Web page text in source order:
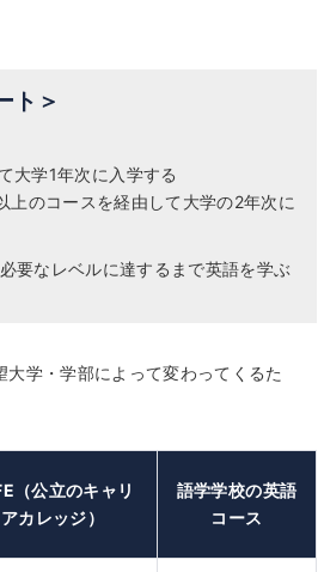
ト＞
学1年次に入学する
のコースを経由して大学の2年次に
なレベルに達するまで英語を学ぶ
学・学部によって変わってくるた
（公立のキャリ
アカレッジ）
語学学校の英語
コース